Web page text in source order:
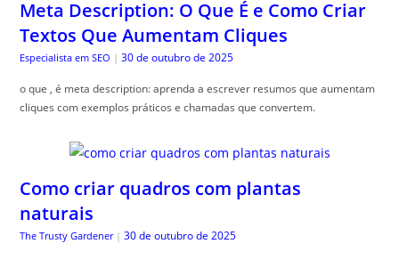
Meta Description: O Que É e Como Criar
Textos Que Aumentam Cliques
Especialista em SEO | 30 de outubro de 2025
o que , é meta description: aprenda a escrever resumos que aumentam
cliques com exemplos práticos e chamadas que convertem.
Como criar quadros com plantas
naturais
The Trusty Gardener | 30 de outubro de 2025